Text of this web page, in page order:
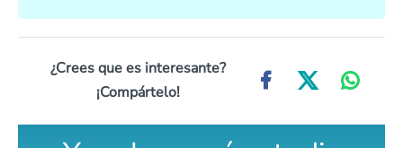
¿Crees que es interesante?
¡Compártelo!